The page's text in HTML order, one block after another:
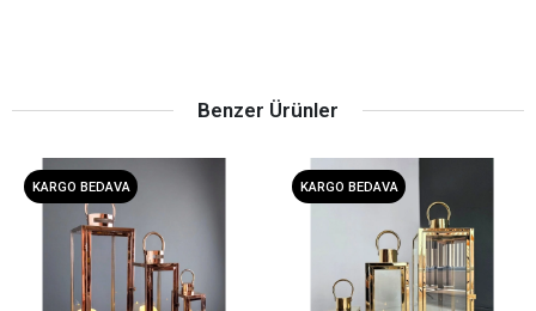
Benzer Ürünler
KARGO BEDAVA KARGO BEDAVA